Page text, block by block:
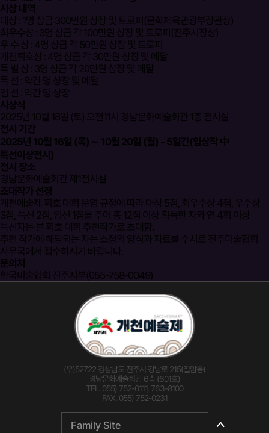
시상 내역
대상 : 1명 상금 300만원 상장 및 트로피(문화체육관광부장관상)
최우수상 : 3명 상금 각 100만원 상장 및 트로피(진주시장상)
우 수 상 : 4명 상금 각 50만원 상장 및 트로피
개천휘호상 : 4명 상금 각 30만원 상장 및 메달
특 별 상 : 3명 상금 각 20만원 상장 및 메달
특 선 : 약간 명 상장 및 메달
입 선 : 약간 명 상장
시상식
2025년 10월 18일 (토) 오전11시 경남문화예술회관 1층 전시실
전시 기간
2025년 10월 16일 (목)～ 10월 20일 (월) - 5일간(입상작 中
특선이상전시)
전시 장소
경남문화예술회관 제1전시실
초대작가 선정
개천예술제 휘호 대회 운영 규정에 따라 대상 5점, 최우수상 4점, 우수상
3점, 특선 2점, 입선 1점을 주어 총 12점 이상 획득한 자와 연 4회 이상
특선자는 본 휘호 대회 추천작가로 초대함.
추천 작가에 해당되는 자는 소정의 양식과 자료를 수시로 진주미술협회
사무국에서 접수하시기 바랍니다.
문의처
한국미술협회 진주지부(055-758-0049)
(우)52722 경상남도 진주시 강남로 215(칠암동)
경남문화예술회관 6층 (601호)
TEL. 055) 752-0111, 763-8100
FAX. 055) 752-0231
Family Site